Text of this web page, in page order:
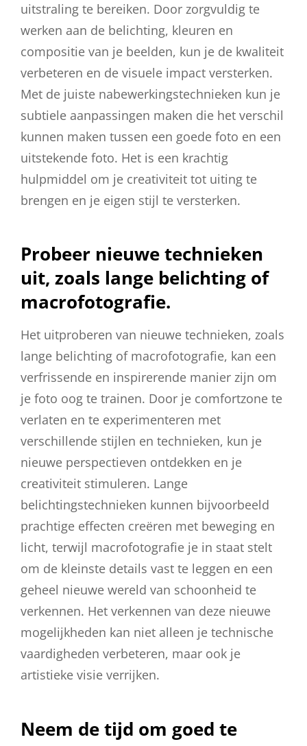
uitstraling te bereiken. Door zorgvuldig te
werken aan de belichting, kleuren en
compositie van je beelden, kun je de kwaliteit
verbeteren en de visuele impact versterken.
Met de juiste nabewerkingstechnieken kun je
subtiele aanpassingen maken die het verschil
kunnen maken tussen een goede foto en een
uitstekende foto. Het is een krachtig
hulpmiddel om je creativiteit tot uiting te
brengen en je eigen stijl te versterken.
Probeer nieuwe technieken
uit, zoals lange belichting of
macrofotografie.
Het uitproberen van nieuwe technieken, zoals
lange belichting of macrofotografie, kan een
verfrissende en inspirerende manier zijn om
je foto oog te trainen. Door je comfortzone te
verlaten en te experimenteren met
verschillende stijlen en technieken, kun je
nieuwe perspectieven ontdekken en je
creativiteit stimuleren. Lange
belichtingstechnieken kunnen bijvoorbeeld
prachtige effecten creëren met beweging en
licht, terwijl macrofotografie je in staat stelt
om de kleinste details vast te leggen en een
geheel nieuwe wereld van schoonheid te
verkennen. Het verkennen van deze nieuwe
mogelijkheden kan niet alleen je technische
vaardigheden verbeteren, maar ook je
artistieke visie verrijken.
Neem de tijd om goed te